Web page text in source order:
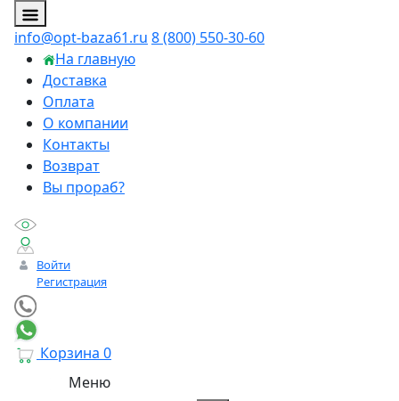
info@opt-baza61.ru 8 (800) 550-30-60
На главную
Доставка
Оплата
О компании
Контакты
Возврат
Вы прораб?
Войти
Регистрация
Корзина 0
Меню